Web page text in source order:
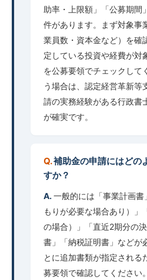
助率・上限額」「公募期間
件があります。まず対象事
業員数・資本金など）を確
定している投資や経費が対
を公募要領でチェックして
う場合は、認定経営革新等
請の実務経験がある行政書
が確実です。
補助金の申請にはどの
すか？
一般的には「事業計画
もりが必要な場合あり）」
の場合）」「直近2期分の
書」「納税証明書」などが
とに追加書類が指定される
募要領で確認してください